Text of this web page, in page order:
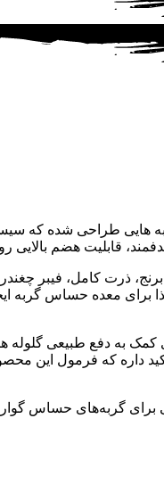
هایی طراحی شده که
قابلیت هضم
۸۹٪ پروتئین حیوانی است که در
انرژی و سبک‌ بودن غذا برای
تولیدکننده تأکید
گزینه‌های تخصصی برای